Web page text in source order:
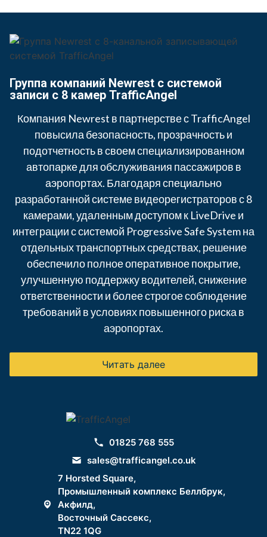
Группа компаний Newrest с системой
записи с 8 камер TrafficAngel
Компания Newrest в партнерстве с TrafficAngel
повысила безопасность, прозрачность и
подотчетность в своем специализированном
автопарке для обслуживания пассажиров в
аэропортах. Благодаря специально
разработанной системе видеорегистраторов с 8
камерами, удаленным доступом к LiveDrive и
интеграции с системой Progressive Safe System на
отдельных транспортных средствах, решение
обеспечило полное оперативное покрытие,
улучшенную поддержку водителей, снижение
ответственности и более строгое соблюдение
требований в условиях повышенного риска в
аэропортах.
Читать далее
01825 768 555
sales@trafficangel.co.uk
7 Horsted Square,
Промышленный комплекс Беллбрук,
Акфилд,
Восточный Сассекс,
TN22 1QG